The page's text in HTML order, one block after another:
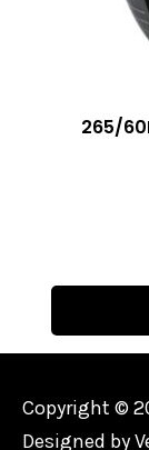
265/
Copyright ©
Designed by